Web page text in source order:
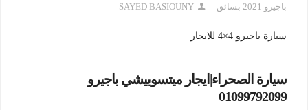
باجيرو 2021 بسائق
SAYED BASIOUNY
سيارة باجيرو 4×4 للايجار
سيارة الصحراء|ايجار ميتسوبيشي باجيرو
01099792099